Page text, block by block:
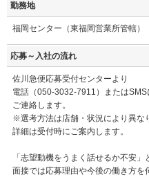
勤務地
福岡センター（東福岡営業所管轄）
応募～入社の流れ
佐川急便応募受付センターより
電話（050-3032-7911）またはSMS
ご連絡します。
※選考方法は店舗・状況により異な
詳細は受付時にご案内します。
「志望動機をうまく話せるか不安」
面接では応募理由や今後の働き方を